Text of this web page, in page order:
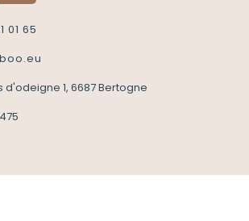
01 65
d'odeigne 1, 6687 Bertogne